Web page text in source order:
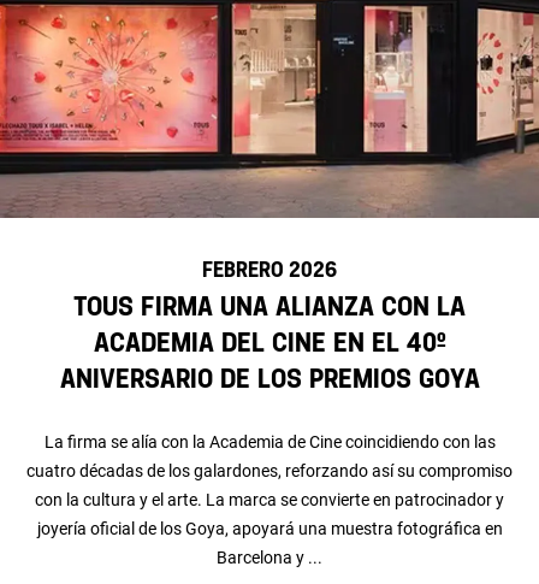
febrero 2026
TOUS firma una alianza con la
Academia del Cine en el 40º
aniversario de los Premios Goya
La firma se alía con la Academia de Cine coincidiendo con las
cuatro décadas de los galardones, reforzando así su compromiso
con la cultura y el arte. La marca se convierte en patrocinador y
joyería oficial de los Goya, apoyará una muestra fotográfica en
Barcelona y ...